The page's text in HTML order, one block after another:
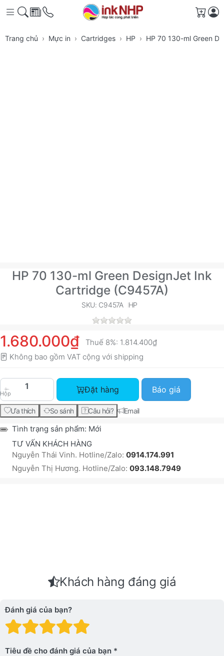
Giỏ
Trang chủ Mực in Cartridges HP HP 70 130-ml Green
HP 70 130-ml Green DesignJet Ink
Cartridge (C9457A)
SKU: C9457A HP
1.680.000₫ Thuế 8%: 1.814.400₫
Không bao gồm VAT cộng với shipping
Hộp
HP 70 130-ml Green DesignJet Ink Cartridge
Đặt hàng Báo giá
Ưa thích So sánh Câu hỏi? Email
Tình trạng sản phẩm: Mới
TƯ VẤN KHÁCH HÀNG
Nguyễn Thái Vinh. Hotline/Zalo: 0914.174.991
Nguyễn Thị Hương. Hotline/Zalo: 093.148.7949
Khách hàng đáng giá
Đánh giá của bạn?
Đánh giá: 4 trên 5
Đánh giá: 3 trên 5 sao.
Đánh giá: 2 trên 5 sao.
Đánh giá: 1 trên 5 sao. Xấu
Tiêu đề cho đánh giá của bạn